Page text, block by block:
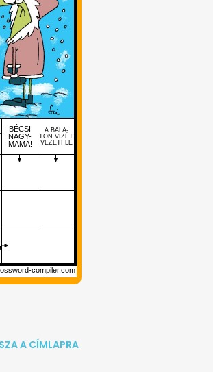
BÉCSI
NAGY-
MAMA!
A BALA-
TON VIZÉT
VEZETI LE
compiler.com
A CÍMLAPRA